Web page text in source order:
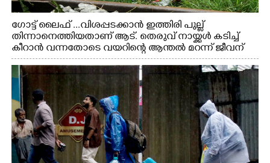
ഗോട്ട് ലൈഫ് ...വിശപ്പടക്കാൻ ഇത്തിരി പുല്ല്
തിന്നാനെത്തിയതാണ് ആട്. തെരുവ് നായ്ക്കൾ കടിച്ച്
കീറാൻ വന്നതോടെ വയറിന്റെ ആന്തൽ മറന്ന് ജീവന്
വേണ്ടിയായി ഓട്ടം. എറണാകുളം വാത്തുരുത്തിയിൽ
നിന്നുള്ള കാഴ്ച